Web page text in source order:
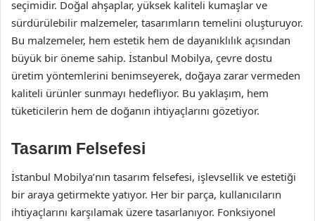
seçimidir. Doğal ahşaplar, yüksek kaliteli kumaşlar ve
sürdürülebilir malzemeler, tasarımların temelini oluşturuyor.
Bu malzemeler, hem estetik hem de dayanıklılık açısından
büyük bir öneme sahip. İstanbul Mobilya, çevre dostu
üretim yöntemlerini benimseyerek, doğaya zarar vermeden
kaliteli ürünler sunmayı hedefliyor. Bu yaklaşım, hem
tüketicilerin hem de doğanın ihtiyaçlarını gözetiyor.
Tasarım Felsefesi
İstanbul Mobilya’nın tasarım felsefesi, işlevsellik ve estetiği
bir araya getirmekte yatıyor. Her bir parça, kullanıcıların
ihtiyaçlarını karşılamak üzere tasarlanıyor. Fonksiyonel